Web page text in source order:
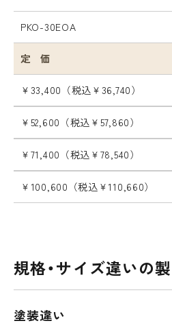
PKO-30EOA
定 価
￥33,400 （税込￥36,740）
￥52,600 （税込￥57,860）
￥71,400 （税込￥78,540）
￥100,600 （税込￥110,660）
規格・サイズ違いの
塗装違い